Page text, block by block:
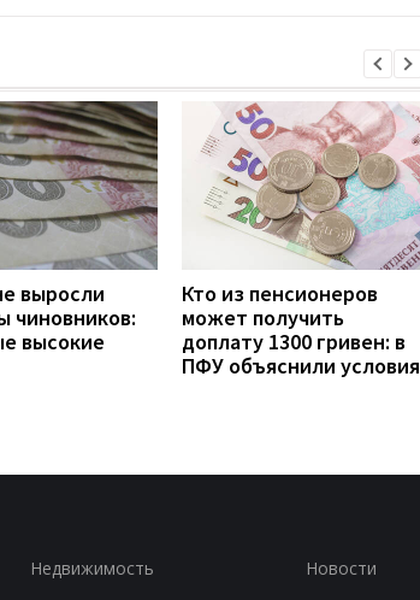
выросли
чиновников:
высокие
Кто из пенсионеров
может получить
доплату 1300 гривен: в
ПФУ объяснили условия
Недвижимость Новости